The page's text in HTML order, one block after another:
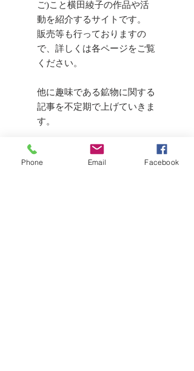
ご)こと横田綾子の作品や活
動を紹介するサイトです。
販売等も行っておりますの
で、詳しくは各ページをご覧
ください。
​他に趣味である鉱物に関する
記事を不定期で上げていきま
す。
Phone Email Facebook